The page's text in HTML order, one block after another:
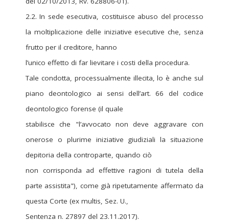
2.2. In sede esecutiva, costituisce abuso del processo
la moltiplicazione delle iniziative esecutive che, senza
frutto per il creditore, hanno
l’unico effetto di far lievitare i costi della procedura.
Tale condotta, processualmente illecita, lo è anche sul
piano deontologico ai sensi dell’art. 66 del codice
deontologico forense (il quale
stabilisce che "l’avvocato non deve aggravare con
onerose o plurime iniziative giudiziali la situazione
depitoria della controparte, quando ciò
non corrisponda ad effettive ragioni di tutela della
parte assistita"), come già ripetutamente affermato da
questa Corte (ex multis, Sez. U.,
Sentenza n. 27897 del 23.11.2017).